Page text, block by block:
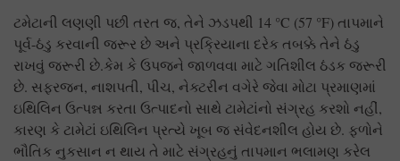
ટમેટાની લણણી પછી તરત જ, તેને ઝડપથી 14 °C (57 °F) તાપમાને
પૂર્વ-ઠંડુ કરવાની જરૂર છે અને પ્રક્રિયાના દરેક તબક્કે તેને ઠંડુ
રાખવું જરૂરી છે.કેમ કે ઉપજને જાળવવા માટે ગતિશીલ ઠંડક જરૂરી
છે. સફરજન, નાશપતી, પીચ, નેક્ટરીન વગેરે જેવા મોટા પ્રમાણમાં
ઇથિલિન ઉત્પન્ન કરતા ઉત્પાદનો સાથે ટામેટાંનો સંગ્રહ કરશો નહીં,
કારણ કે ટામેટાં ઇથિલિન પ્રત્યે ખૂબ જ સંવેદનશીલ હોય છે. ફળોને
ભૌતિક નુકસાન ન થાય તે માટે સંગ્રહનું તાપમાન ભલામણ કરેલ